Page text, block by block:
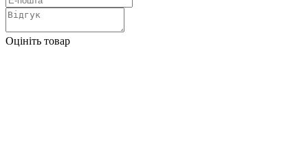
Оцініть товар